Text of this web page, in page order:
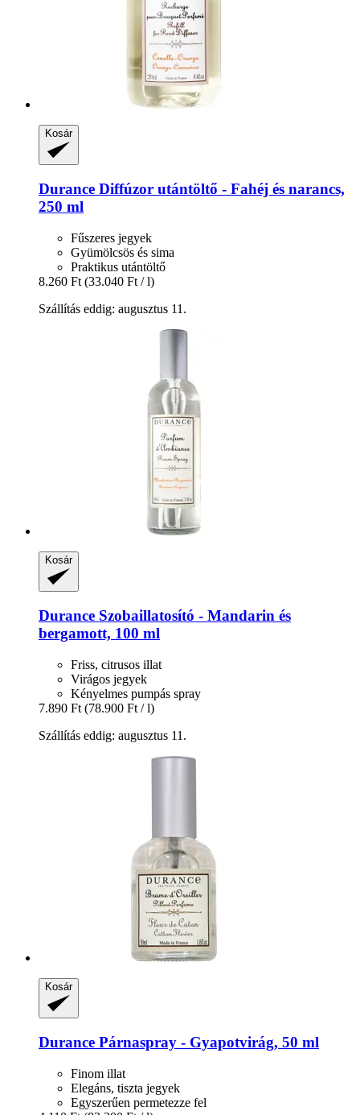
Kosár
Durance Diffúzor utántöltő -​ Fahéj és narancs,
250 ml
Fűszeres jegyek
Gyümölcsös és sima
Praktikus utántöltő
8.260 Ft (33.040 Ft / l)
Szállítás eddig: augusztus 11.
Kosár
Durance Szobaillatosító -​ Mandarin és
bergamott, 100 ml
Friss, citrusos illat
Virágos jegyek
Kényelmes pumpás spray
7.890 Ft (78.900 Ft / l)
Szállítás eddig: augusztus 11.
Kosár
Durance Párnaspray -​ Gyapotvirág, 50 ml
Finom illat
Elegáns, tiszta jegyek
Egyszerűen permetezze fel